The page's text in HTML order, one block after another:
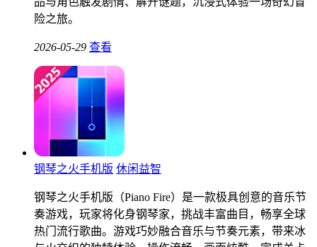
险之旅。
2026-05-29 查看
钢琴之火手机版 休闲益智
钢琴之火手机版（Piano Fire）是一款极具创意的音乐节
奏游戏，玩家将化身钢琴家，挑战丰富曲目，畅享全球
热门流行歌曲。游戏巧妙融合音乐与节奏元素，带来冰